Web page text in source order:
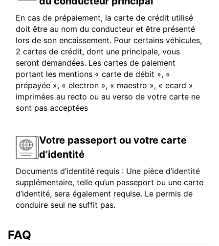
En cas de prépaiement, la carte de crédit utilisé
doit être au nom du conducteur et être présenté
lors de son encaissement. Pour certains véhicules,
2 cartes de crédit, dont une principale, vous
seront demandées. Les cartes de paiement
portant les mentions « carte de débit », «
prépayée », « electron », « maestro », « ecard »
imprimées au recto ou au verso de votre carte ne
sont pas acceptées
Votre passeport ou votre carte
d’identité
Documents d’identité requis : Une pièce d’identité
supplémentaire, telle qu’un passeport ou une carte
d’identité, sera également requise. Le permis de
conduire seul ne suffit pas.
FAQ